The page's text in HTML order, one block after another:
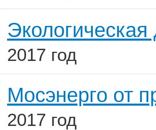
2017 год
Мосэнерго от
2017 год